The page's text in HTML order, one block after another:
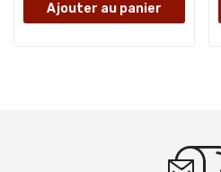
Ajouter au panier